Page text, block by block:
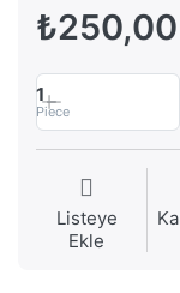
₺250,00
1
Piece
Listeye
Ekle